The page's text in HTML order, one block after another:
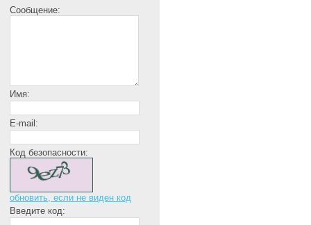
Сообщение:
Имя:
E-mail:
Код безопасности:
обновить, если не виден код
Введите код: